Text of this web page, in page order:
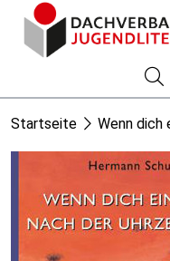
Startseite Wenn dich